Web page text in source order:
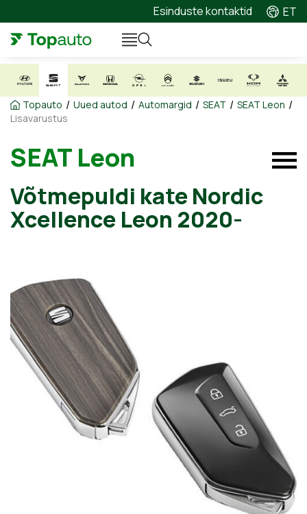
Esinduste kontaktid ET
Topauto / Uued autod / Automargid / SEAT / SEAT Leon /
Lisavarustus
SEAT Leon
Võtmepuldi kate Nordic
Xcellence Leon 2020-